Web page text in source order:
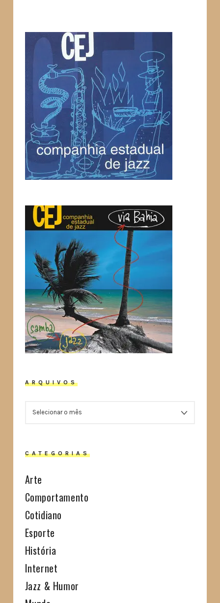
ARQUIVOS
CATEGORIAS
Arte
Comportamento
Cotidiano
Esporte
História
Internet
Jazz & Humor